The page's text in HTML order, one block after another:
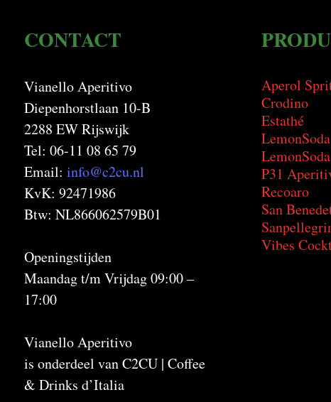
CONTACT
Vianello Aperitivo
Diepenhorstlaan 10-B
2288 EW Rijswijk
Tel: 06-11 08 65 79
Email: info@c2cu.nl
KvK: 92471986
Btw: NL866062579B01
Openingstijden
Maandag t/m Vrijdag 09:00 –
17:00
Vianello Aperitivo
is onderdeel van C2CU | Coffee
& Drinks d’Italia
Aperol
Crodino
Estathé
LemonSoda
P31
Recoaro
San
Vibes